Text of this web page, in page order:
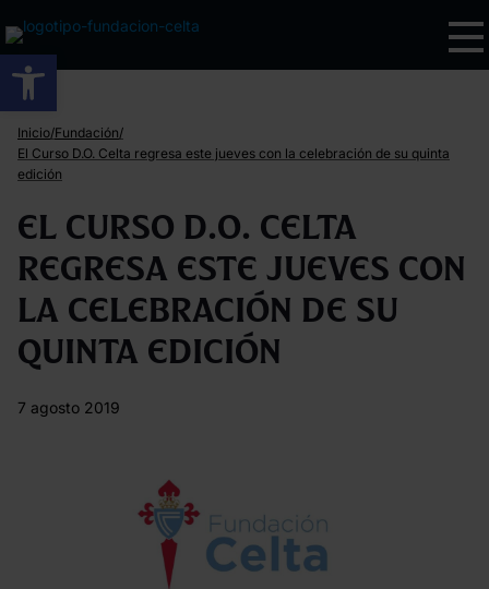
Abrir barra de herramientas
Inicio/Fundación/
El Curso D.O. Celta regresa este jueves con la celebración de su quinta
edición
El Curso D.O. Celta
regresa este jueves con
la celebración de su
quinta edición
7 agosto 2019